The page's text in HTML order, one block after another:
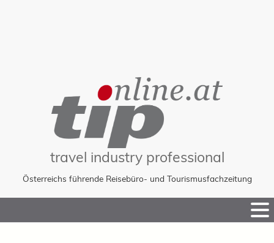
travel industry professional
Österreichs führende Reisebüro- und Tourismusfachzeitung
to